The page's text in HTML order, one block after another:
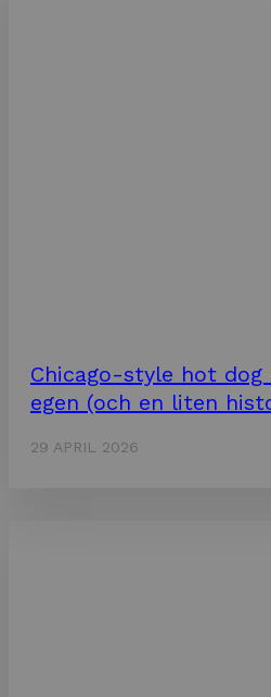
Chicago-style hot dog
egen (och en liten
29 APRIL 2026